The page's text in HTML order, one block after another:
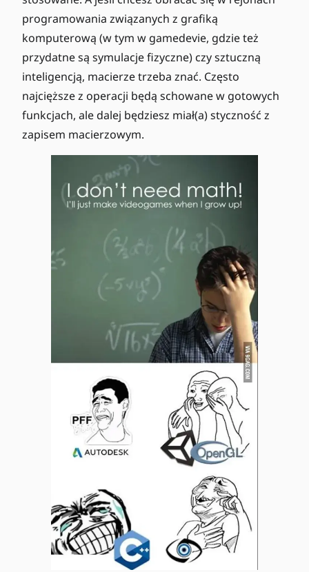
programowania związanych z grafiką
komputerową (w tym w gamedevie, gdzie też
przydatne są symulacje fizyczne) czy sztuczną
inteligencją, macierze trzeba znać. Często
najcięższe z operacji będą schowane w gotowych
funkcjach, ale dalej będziesz miał(a) styczność z
zapisem macierzowym.